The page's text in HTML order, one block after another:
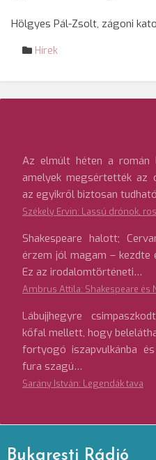
Hölgyes Pál-Zsolt, zágoni
Hírek
Az elmúlt héten a
amelyek megsértették az
az egyikről biztosan
Székely Ervin: Lassú drónok,
Shakespeare halott;
érzem jól magam – kezdte
Ez az irodalomtörténeti…
Ambrus Attila: Shakespeare és
Lábujjhegyre
kőfal mellett, hogy
fortyogó iszapvulkánba
fura szagú…
Sarány István: Legendák tava
Bukaresti Rádió